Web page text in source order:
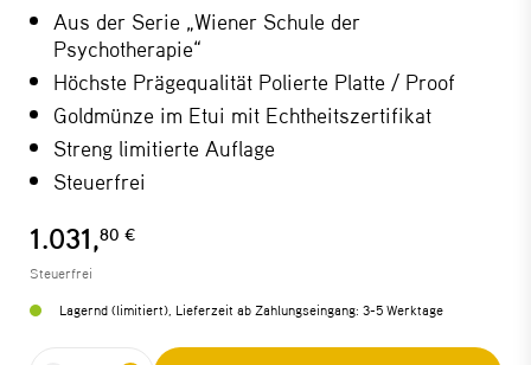
Aus der Serie „Wiener Schule der
Psychotherapie“
Höchste Prägequalität Polierte Platte / Proof
Goldmünze im Etui mit Echtheitszertifikat
Streng limitierte Auflage
Steuerfrei
1.031,80 €
Steuerfrei
Lagernd (limitiert), Lieferzeit ab Zahlungseingang: 3-5 Werktage